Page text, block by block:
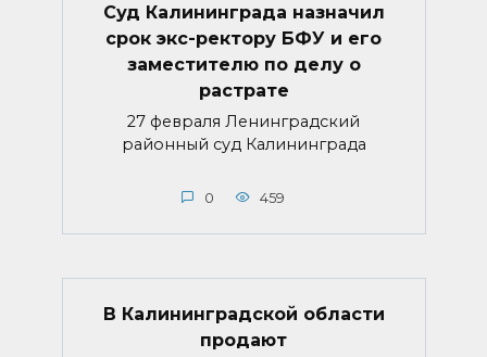
Суд Калининграда назначил
срок экс-ректору БФУ и его
заместителю по делу о
растрате
27 февраля Ленинградский
районный суд Калининграда
0 459
В Калининградской области
продают